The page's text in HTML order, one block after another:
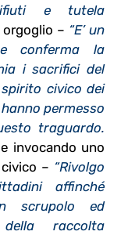
e tutela
– “E’ un
conferma la
i sacrifici del
civico dei
permesso
traguardo.
invocando uno
– “Rivolgo
affinché
scrupolo ed
raccolta